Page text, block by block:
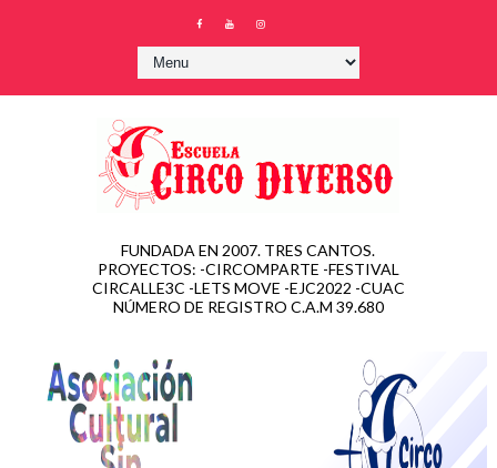
FUNDADA EN 2007. TRES CANTOS.
PROYECTOS: -CIRCOMPARTE -FESTIVAL
CIRCALLE3C -LETS MOVE -EJC2022 -CUAC
NÚMERO DE REGISTRO C.A.M 39.680